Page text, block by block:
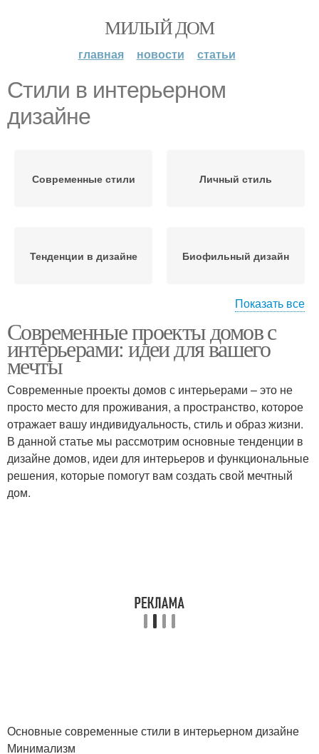
МИЛЫЙ ДОМ
главная новости статьи
Стили в интерьерном
дизайне
Современные стили Личный стиль
Тенденции в дизайне Биофильный дизайн
Дизайн в жилых домах Дизайн в офисах
Дизайн в общественных
местах
Показать все
Современные проекты домов с
интерьерами: идеи для вашего
мечты
Современные проекты домов с интерьерами – это не
просто место для проживания, а пространство, которое
отражает вашу индивидуальность, стиль и образ жизни.
В данной статье мы рассмотрим основные тенденции в
дизайне домов, идеи для интерьеров и функциональные
решения, которые помогут вам создать свой мечтный
дом.
Основные современные стили в интерьерном дизайне
Минимализм